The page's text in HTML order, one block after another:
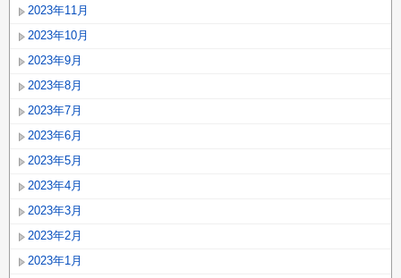
2023年11月
2023年10月
2023年9月
2023年8月
2023年7月
2023年6月
2023年5月
2023年4月
2023年3月
2023年2月
2023年1月